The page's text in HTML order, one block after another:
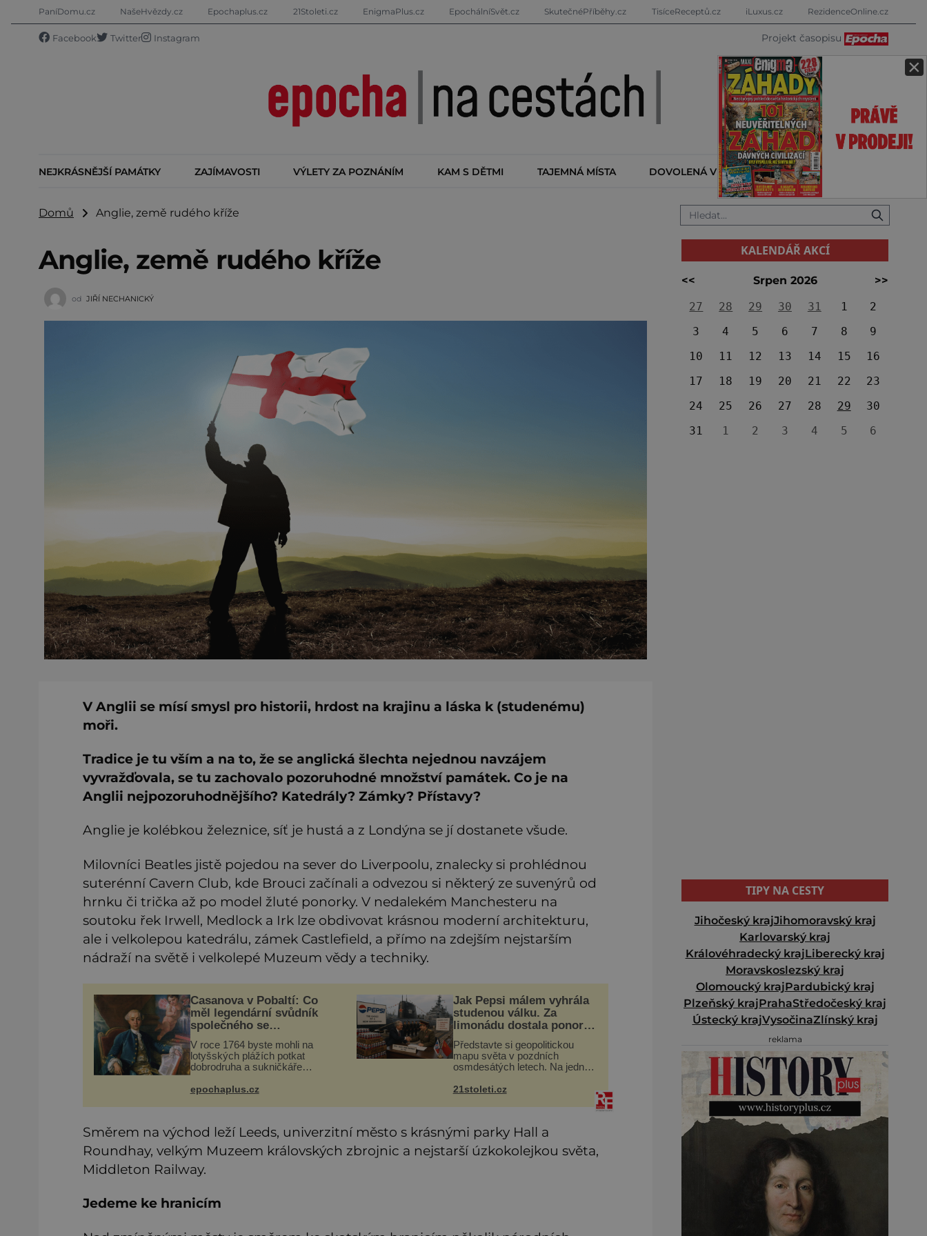
×
PaníDomu.cz NašeHvězdy.cz Epochaplus.cz 21Stoleti.cz EnigmaPlus.cz EpochálníSvět.cz SkutečnéPříběhy.cz TisíceReceptů.cz iLuxus.cz RezidenceOnline.cz
Facebook Twitter Instagram Projekt časopisu
NEJKRÁSNĚJŠÍ PAMÁTKY ZAJÍMAVOSTI VÝLETY ZA POZNÁNÍM KAM S DĚTMI TAJEMNÁ MÍSTA DOVOLENÁ V ZAHRANIČÍ KALENDÁŘ AKCÍ
Domů Anglie, země rudého kříže
Anglie, země rudého kříže
od JIŘÍ NECHANICKÝ
V Anglii se mísí smysl pro historii, hrdost na krajinu a láska k (studenému)
moři.
Tradice je tu vším a na to, že se anglická šlechta nejednou navzájem
vyvražďovala, se tu zachovalo pozoruhodné množství památek. Co je na
Anglii nejpozoruhodnějšího? Katedrály? Zámky? Přístavy?
Anglie je kolébkou železnice, síť je hustá a z Londýna se jí dostanete všude.
Milovníci Beatles jistě pojedou na sever do Liverpoolu, znalecky si prohlédnou
suterénní Cavern Club, kde Brouci začínali a odvezou si některý ze suvenýrů od
hrnku či trička až po model žluté ponorky. V nedalekém Manchesteru na
soutoku řek Irwell, Medlock a Irk lze obdivovat krásnou moderní architekturu,
ale i velkolepou katedrálu, zámek Castlefield, a přímo na zdejším nejstarším
nádraží na světě i velkolepé Muzeum vědy a techniky.
Casanova v Pobaltí: Co
měl legendární svůdník
společného se
svobodnými zednáři?
V roce 1764 byste mohli na
lotyšských plážích potkat
dobrodruha a sukničkáře
Giacoma Casanovu. Jeho
cesta k Baltskému moři však
ryze pracovní cestou se
epochaplus.cz
Jak Pepsi málem vyhrála
studenou válku. Za
limonádu dostala ponorky
i křižník
Představte si geopolitickou
mapu světa v pozdních
osmdesátých letech. Na jedné
Moskva. Mezi nimi jaderný
padesátkrát dokola, železná
21stoleti.cz
Směrem na východ leží Leeds, univerzitní město s krásnými parky Hall a
Roundhay, velkým Muzeem královských zbrojnic a nejstarší úzkokolejkou světa,
Middleton Railway.
Jedeme ke hranicím
KALENDÁŘ AKCÍ
<< Srpen 2026
>>
27
28 29 30 31 1
2
3
4 5 6 7 8
9
10
11 12 13 14 15
16
17
18 19 20 21 22
23
24
25 26 27 28 29
30
31
1 2 3 4 5 6
TIPY NA CESTY
Jihočeský krajJihomoravský kraj
Karlovarský kraj
Královéhradecký krajLiberecký kraj
Moravskoslezský kraj
Olomoucký krajPardubický kraj
Plzeňský krajPrahaStředočeský kraj
Ústecký krajVysočinaZlínský kraj
reklama